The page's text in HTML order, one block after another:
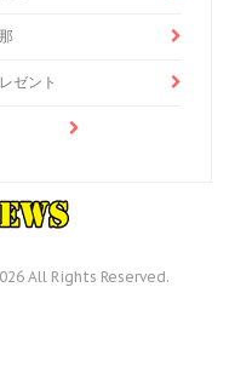
ゼント
All Rights Reserved.